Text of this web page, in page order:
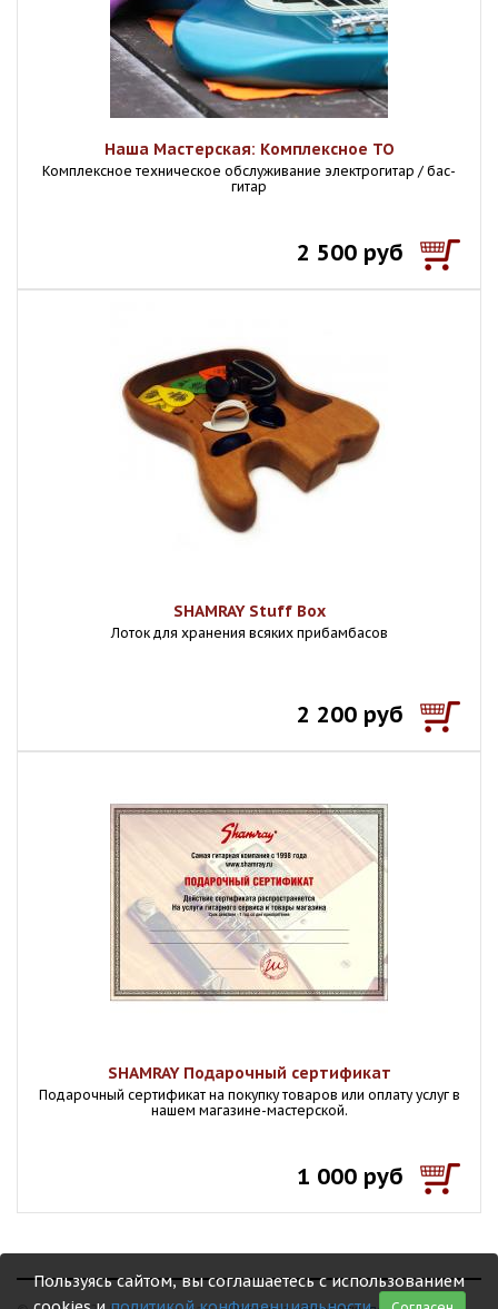
Наша Мастерская: Комплексное ТО
Комплексное техническое обслуживание электрогитар / бас-
гитар
2 500 руб
SHAMRAY Stuff Box
Лоток для хранения всяких прибамбасов
2 200 руб
SHAMRAY Подарочный сертификат
Подарочный сертификат на покупку товаров или оплату услуг в
нашем магазине-мастерской.
1 000 руб
Пользуясь сайтом, вы соглашаетесь с использованием